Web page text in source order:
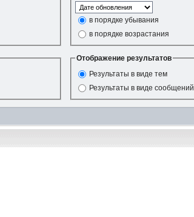
в порядке убывания
в порядке возрастания
Отображение результатов
Результаты в виде тем
Результаты в виде сообщений